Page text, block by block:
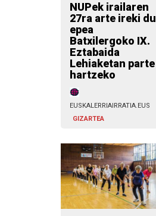
NUPek irailaren
27ra arte ireki du
epea
Batxilergoko IX.
Eztabaida
Lehiaketan parte
hartzeko
EUSKALERRIAIRRATIA.EUS
GIZARTEA